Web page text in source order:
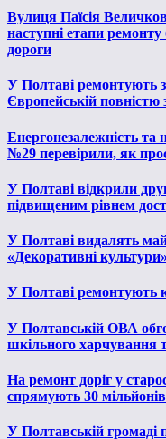
Вулиця Паїсія
наступні етапи ремонту
дороги
У Полтаві ремонтують
Європейській
Енергонезалежність та
№29 перевірили, як
У Полтаві відкрили
підвищеним рівнем
У Полтаві видалять
«Декоративні
У Полтаві ремонтують
У Полтавській ОВА
шкільного харчування
На ремонт доріг у
спрямують 30
У Полтавській громаді